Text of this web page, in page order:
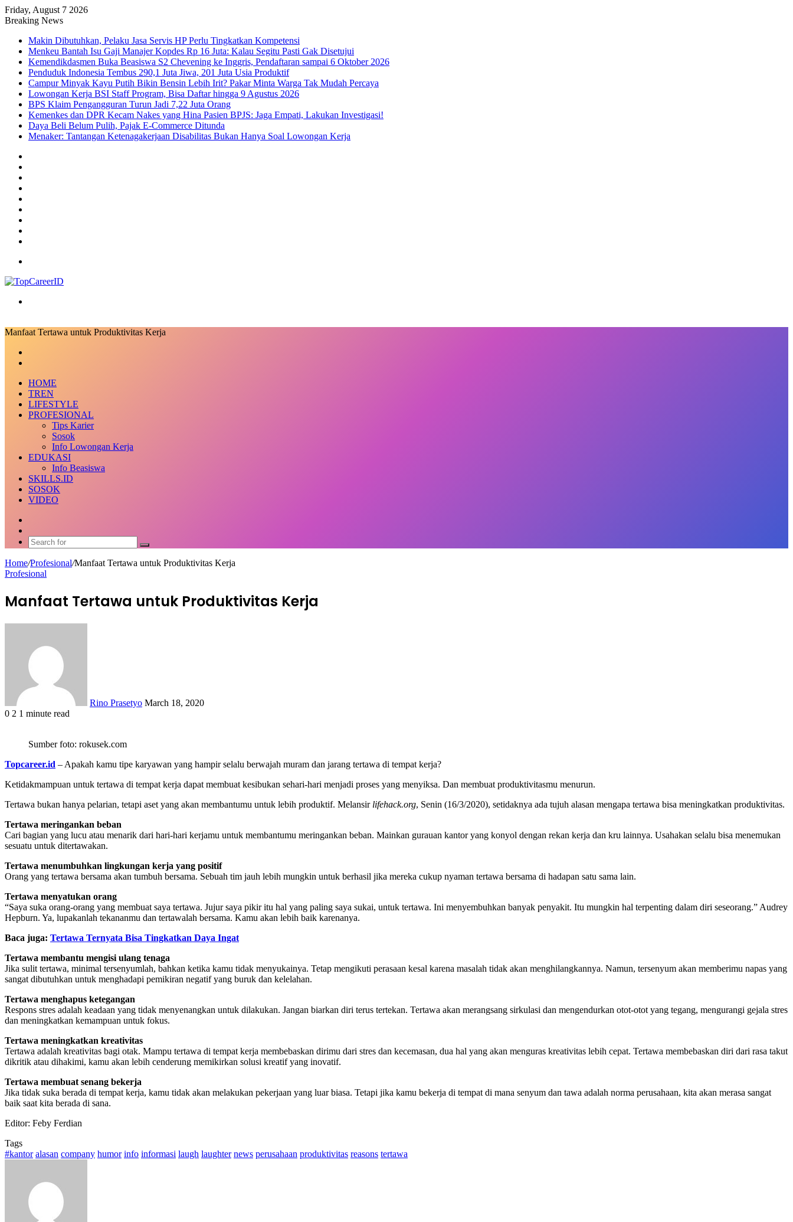
Friday, August 7 2026
Breaking News
Makin Dibutuhkan, Pelaku Jasa Servis HP Perlu Tingkatkan Kompetensi
Menkeu Bantah Isu Gaji Manajer Kopdes Rp 16 Juta: Kalau Segitu Pasti Gak Disetujui
Kemendikdasmen Buka Beasiswa S2 Chevening ke Inggris, Pendaftaran sampai 6 Oktober 2026
Penduduk Indonesia Tembus 290,1 Juta Jiwa, 201 Juta Usia Produktif
Campur Minyak Kayu Putih Bikin Bensin Lebih Irit? Pakar Minta Warga Tak Mudah Percaya
Lowongan Kerja BSI Staff Program, Bisa Daftar hingga 9 Agustus 2026
BPS Klaim Pengangguran Turun Jadi 7,22 Juta Orang
Kemenkes dan DPR Kecam Nakes yang Hina Pasien BPJS: Jaga Empati, Lakukan Investigasi!
Daya Beli Belum Pulih, Pajak E-Commerce Ditunda
Menaker: Tantangan Ketenagakerjaan Disabilitas Bukan Hanya Soal Lowongan Kerja
Manfaat Tertawa untuk Produktivitas Kerja
Email
HOME
TREN
LIFESTYLE
PROFESIONAL
Tips Karier
Sosok
Info Lowongan Kerja
EDUKASI
Info Beasiswa
SKILLS.ID
SOSOK
VIDEO
skin
Search
Home/Profesional/Manfaat Tertawa untuk Produktivitas Kerja
Profesional
Manfaat Tertawa untuk Produktivitas Kerja
Rino Prasetyo March 18, 2020
0 2 1 minute read
Sumber foto: rokusek.com
Topcareer.id – Apakah kamu tipe karyawan yang hampir selalu berwajah muram dan jarang tertawa di tempat kerja?
Ketidakmampuan untuk tertawa di tempat kerja dapat membuat kesibukan sehari-hari menjadi proses yang menyiksa. Dan membuat produktivitasmu menurun.
Tertawa bukan hanya pelarian, tetapi aset yang akan membantumu untuk lebih produktif. Melansir lifehack.org, Senin (16/3/2020), setidaknya ada tujuh alasan mengapa tertawa bisa meningkatkan produktivitas.
Tertawa meringankan beban
Cari bagian yang lucu atau menarik dari hari-hari kerjamu untuk membantumu meringankan beban. Mainkan gurauan kantor yang konyol dengan rekan kerja dan kru lainnya. Usahakan selalu bisa menemukan
sesuatu untuk ditertawakan.
Tertawa menumbuhkan lingkungan kerja yang positif
Orang yang tertawa bersama akan tumbuh bersama. Sebuah tim jauh lebih mungkin untuk berhasil jika mereka cukup nyaman tertawa bersama di hadapan satu sama lain.
Tertawa menyatukan orang
“Saya suka orang-orang yang membuat saya tertawa. Jujur saya pikir itu hal yang paling saya sukai, untuk tertawa. Ini menyembuhkan banyak penyakit. Itu mungkin hal terpenting dalam diri seseorang.” Audrey
Hepburn. Ya, lupakanlah tekananmu dan tertawalah bersama. Kamu akan lebih baik karenanya.
Baca juga: Tertawa Ternyata Bisa Tingkatkan Daya Ingat
Tertawa membantu mengisi ulang tenaga
Jika sulit tertawa, minimal tersenyumlah, bahkan ketika kamu tidak menyukainya. Tetap mengikuti perasaan kesal karena masalah tidak akan menghilangkannya. Namun, tersenyum akan memberimu napas yang
sangat dibutuhkan untuk menghadapi pemikiran negatif yang buruk dan kelelahan.
Tertawa menghapus ketegangan
Respons stres adalah keadaan yang tidak menyenangkan untuk dilakukan. Jangan biarkan diri terus tertekan. Tertawa akan merangsang sirkulasi dan mengendurkan otot-otot yang tegang, mengurangi gejala stres
dan meningkatkan kemampuan untuk fokus.
Tertawa meningkatkan kreativitas
Tertawa adalah kreativitas bagi otak. Mampu tertawa di tempat kerja membebaskan dirimu dari stres dan kecemasan, dua hal yang akan menguras kreativitas lebih cepat. Tertawa membebaskan diri dari rasa takut
dikritik atau dihakimi, kamu akan lebih cenderung memikirkan solusi kreatif yang inovatif.
Tertawa membuat senang bekerja
Jika tidak suka berada di tempat kerja, kamu tidak akan melakukan pekerjaan yang luar biasa. Tetapi jika kamu bekerja di tempat di mana senyum dan tawa adalah norma perusahaan, kita akan merasa sangat
baik saat kita berada di sana.
Editor: Feby Ferdian
Tags
#kantor alasan company humor info informasi laugh laughter news perusahaan produktivitas reasons tertawa